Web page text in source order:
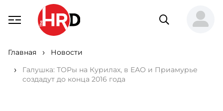
Главная
Новости
Галушка: ТОРы на Курилах, в ЕАО и Приамурье
создадут до конца 2016 года